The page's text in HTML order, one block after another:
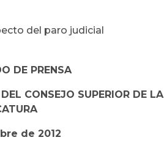
del paro judicial
DE PRENSA
CONSEJO SUPERIOR DE LA
de 2012